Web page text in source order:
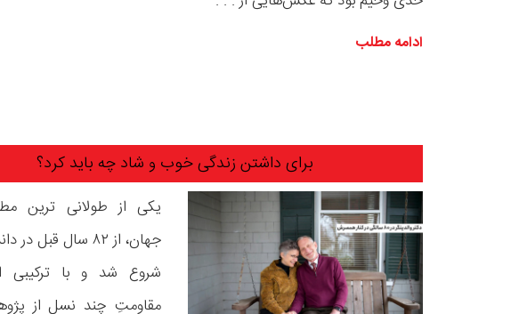
ادامه مطلب
برای داشتن زندگی خوب و شاد چه باید کرد؟
یکی از طولانی ترین
جهان، از ۸۲ سال قبل
شروع شد و با
مقاومتِ چند نسل از